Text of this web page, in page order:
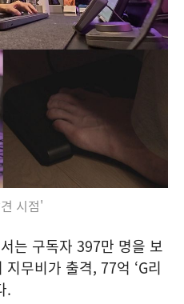
시점'
는 구독자 397만 명을 보
무비가 출격, 77억 ‘G리
.